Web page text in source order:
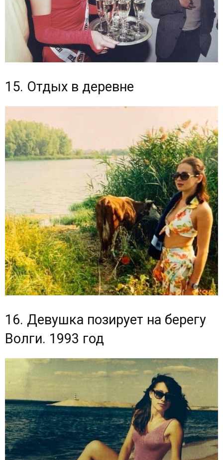
15. Отдых в деревне
16. Девушка позирует на берегу
Волги. 1993 год